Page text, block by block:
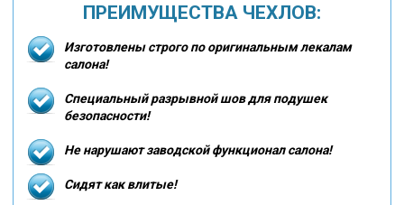
ПРЕИМУЩЕСТВА ЧЕХЛОВ:
Изготовлены строго по оригинальным лекалам
салона!
Специальный разрывной шов для подушек
безопасности!
Не нарушают заводской функционал салона!
Сидят как влитые!